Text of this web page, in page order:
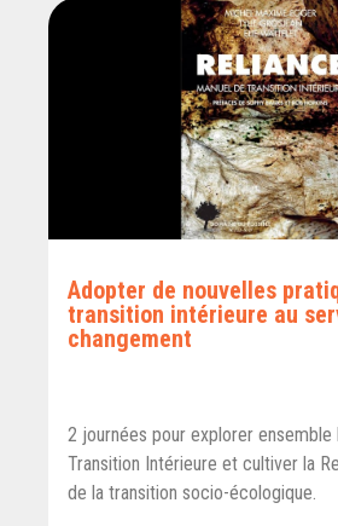
Adopter de nouvelles
transition intérieure au
changement
2 journées pour explorer ensemble
Transition Intérieure et cultiver la
de la transition socio-écologique.